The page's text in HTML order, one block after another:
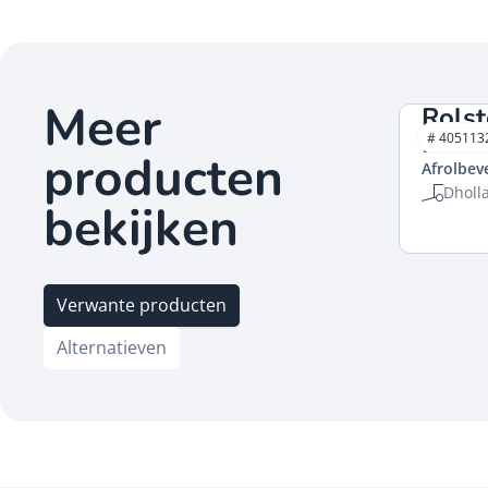
Meer
producten
bekijken
Verwante producten
Alternatieven
#